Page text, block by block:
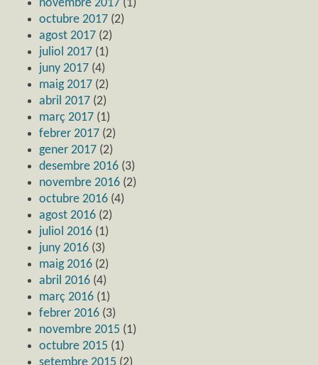
novembre 2017 (1)
octubre 2017 (2)
agost 2017 (2)
juliol 2017 (1)
juny 2017 (4)
maig 2017 (2)
abril 2017 (2)
març 2017 (1)
febrer 2017 (2)
gener 2017 (2)
desembre 2016 (3)
novembre 2016 (2)
octubre 2016 (4)
agost 2016 (2)
juliol 2016 (1)
juny 2016 (3)
maig 2016 (2)
abril 2016 (4)
març 2016 (1)
febrer 2016 (3)
novembre 2015 (1)
octubre 2015 (1)
setembre 2015 (2)